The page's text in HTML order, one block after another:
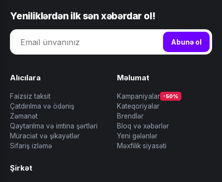
Yeniliklərdən ilk sən xəbərdar ol!
Abunə ol
Alıcılara
Faizsiz taksit
Çatdırılma və ödəniş
Zəmanət
Qaytarılma və imtina şərtləri
Müraciət və şikayətlər
Sifariş izləmə
Məlumat
Kampaniyalar -50%
Kateqoriyalar
Brendlər
Bloq və xəbərlər
Yeni gələnlər
Məxfilik siyasəti
Şirkət